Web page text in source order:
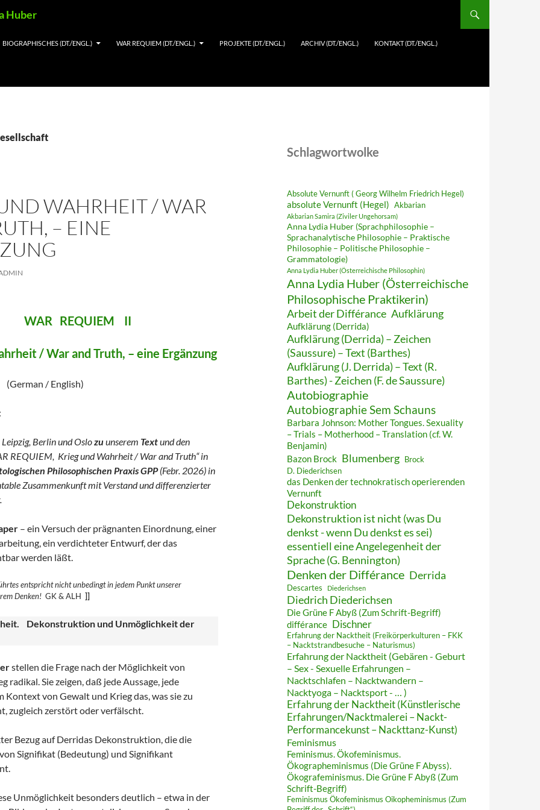
Huber
BIOGRAPHISCHES (DT./ENGL.) WAR REQUIEM (DT./ENGL.) PROJEKTE (DT./ENGL.) ARCHIV (DT./ENGL.) KONTAKT (DT./ENGL.)
WAHRHEIT / WAR
– EINE
II
/ War and Truth, – eine Ergänzung
/ English)
Berlin und Oslozuunserem Textund den
REQUIEM, Krieg und Wahrheit / War and Truth“ in
Philosophischen Praxis GPP(Febr. 2026) in
Zusammenkunft mit Verstand und differenzierter
– ein Versuch der prägnanten Einordnung, einer
ein verdichteter Entwurf, der das
werden läßt.
entspricht nicht unbedingt in jedem Punkt unserer
Denken! GK & ALH ]]
Dekonstruktion und Unmöglichkeit der
stellen die Frage nach der Möglichkeit von
radikal. Sie zeigen, daß jede Aussage, jede
von Gewalt und Krieg das, was sie zu
zugleich zerstört oder verfälscht.
Bezug auf Derridas Dekonstruktion, die die
Signifikat (Bedeutung) und Signifikant
Unmöglichkeit besonders deutlich – etwa in der
Schlagwortwolke
Absolute Vernunft ( Georg Wilhelm Friedrich Hegel)
absolute Vernunft (Hegel) Akbarian
Akbarian Samira (Ziviler Ungehorsam)
Anna Lydia Huber (Sprachphilosophie –
Sprachanalytische Philosophie – Praktische
Philosophie – Politische Philosophie –
Grammatologie)
Anna Lydia Huber (Österreichische Philosophin)
Anna Lydia Huber (Österreichische
Philosophische Praktikerin)
Arbeit der Différance Aufklärung
Aufklärung (Derrida)
Aufklärung (Derrida) – Zeichen
(Saussure) – Text (Barthes)
Aufklärung (J. Derrida) – Text (R.
Barthes) - Zeichen (F. de Saussure)
Autobiographie
Autobiographie Sem Schauns
Barbara Johnson: Mother Tongues. Sexuality
– Trials – Motherhood – Translation (cf. W.
Benjamin)
Bazon Brock Blumenberg Brock
D. Diederichsen
das Denken der technokratisch operierenden
Vernunft
Dekonstruktion
Dekonstruktion ist nicht (was Du
denkst - wenn Du denkst es sei)
essentiell eine Angelegenheit der
Sprache (G. Bennington)
Denken der Différance Derrida
Descartes Diederichsen
Diedrich Diederichsen
Die Grüne F Abyß (Zum Schrift-Begriff)
différance
Dischner
Erfahrung der Nacktheit (Freikörperkulturen – FKK
– Nacktstrandbesuche – Naturismus)
Erfahrung der Nacktheit (Gebären - Geburt
– Sex - Sexuelle Erfahrungen –
Nacktschlafen – Nacktwandern –
Nacktyoga – Nacktsport - … )
Erfahrung der Nacktheit (Künstlerische
Erfahrungen/Nacktmalerei – Nackt-
Performancekunst – Nackttanz-Kunst)
Feminismus
Feminismus. Ökofeminismus.
Ökographeminismus (Die Grüne F Abyss).
Ökografeminismus. Die Grüne F Abyß (Zum
Schrift-Begriff)
Feminismus Ökofeminismus Oikopheminismus (Zum